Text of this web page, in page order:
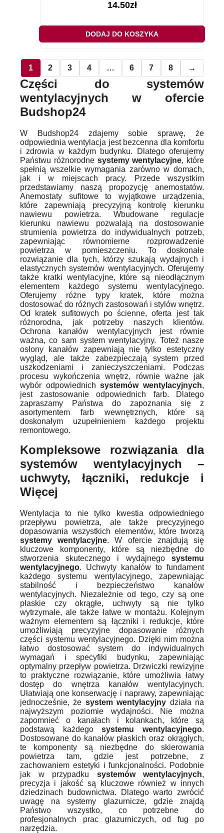
14.50zł
DODAJ DO KOSZYKA
1 2 3 4 … 6 7 8 →
Części do systemów
wentylacyjnych w ofercie
Budshop24
W Budshop24 zdajemy sobie sprawę, że
odpowiednia wentylacja jest bezcenna dla komfortu
i zdrowia w każdym budynku. Dlatego oferujemy
Państwu różnorodne systemy wentylacyjne, które
spełnią wszelkie wymagania zarówno w domach,
jak i w miejscach pracy. Przede wszystkim
przedstawiamy naszą propozycję anemostatów.
Anemostaty sufitowe to wyjątkowe urządzenia,
które zapewniają precyzyjną kontrolę kierunku
nawiewu powietrza. Wbudowane regulacje
kierunku nawiewu pozwalają na dostosowanie
strumienia powietrza do indywidualnych potrzeb,
zapewniając równomierne rozprowadzenie
powietrza w pomieszczeniu. To doskonałe
rozwiązanie dla tych, którzy szukają wydajnych i
elastycznych systemów wentylacyjnych. Oferujemy
także kratki wentylacyjne, które są nieodłącznym
elementem każdego systemu wentylacyjnego.
Oferujemy różne typy kratek, które można
dostosować do różnych zastosowań i stylów wnętrz.
Od kratek sufitowych po ścienne, oferta jest tak
różnorodna, jak potrzeby naszych klientów.
Ochrona kanałów wentylacyjnych jest równie
ważna, co sam system wentylacyjny. Toteż nasze
osłony kanałów zapewniają nie tylko estetyczny
wygląd, ale także zabezpieczają system przed
uszkodzeniami i zanieczyszczeniami. Podczas
procesu wykończenia wnętrz, równie ważne jak
wybór odpowiednichsystemów wentylacyjnych,
jest zastosowanie odpowiednich farb. Dlatego
zapraszamy Państwa do zapoznania się z
asortymentem farb wewnętrznych, które są
doskonałym uzupełnieniem każdego projektu
remontowego.
Kompleksowe rozwiązania dla
systemów wentylacyjnych –
uchwyty, łączniki, redukcje i
Więcej
Wentylacja to nie tylko kwestia odpowiedniego
przepływu powietrza, ale także precyzyjnego
dopasowania wszystkich elementów, które tworzą
systemy wentylacyjne. W ofercie znajdują się
kluczowe komponenty, które są niezbędne do
stworzenia skutecznego i wydajnego systemu
wentylacyjnego. Uchwyty kanałów to fundament
każdego systemu wentylacyjnego, zapewniając
stabilność i bezpieczeństwo kanałów
wentylacyjnych. Niezależnie od tego, czy są one
płaskie czy okrągłe, uchwyty są nie tylko
wytrzymałe, ale także łatwe w montażu. Kolejnym
ważnym elementem są łączniki i redukcje, które
umożliwiają precyzyjne dopasowanie różnych
części systemu wentylacyjnego. Dzięki nim można
łatwo dostosować system do indywidualnych
wymagań i specyfiki budynku, zapewniając
optymalny przepływ powietrza. Drzwiczki rewizyjne
to praktyczne rozwiązanie, które umożliwia łatwy
dostęp do wnętrza kanałów wentylacyjnych.
Ułatwiają one konserwację i naprawy, zapewniając
jednocześnie, że system wentylacyjny działa na
najwyższym poziomie wydajności. Nie można
zapomnieć o kanałach i kolankach, które są
podstawą każdegosystemu wentylacyjnego.
Dostosowane do kanałów płaskich oraz okrągłych,
te komponenty są niezbędne do skierowania
powietrza tam, gdzie jest potrzebne, z
zachowaniem estetyki i funkcjonalności. Podobnie
jak w przypadku systemów wentylacyjnych,
precyzja i jakość są kluczowe również w innych
dziedzinach budownictwa. Dlatego warto zwrócić
uwagę na systemy glazurnicze, gdzie znajdą
Państwo wszystko, co potrzebne do
profesjonalnych prac glazurniczych, od fug po
narzędzia.